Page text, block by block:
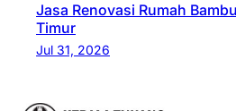
Jasa Renovasi Rumah
Timur
Jul 31, 2026